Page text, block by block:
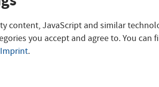
lassen
ist das Eigentum an einer Wohnung
content, JavaScript and similar
you accept and agree to. You
Imprint.